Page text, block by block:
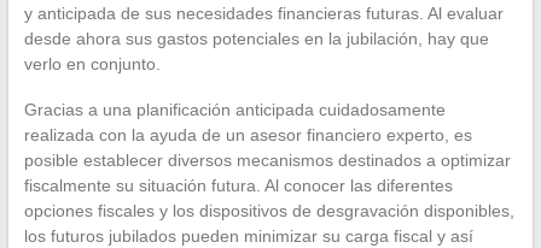
y anticipada de sus necesidades financieras futuras. Al evaluar
desde ahora sus gastos potenciales en la jubilación, hay que
verlo en conjunto.
Gracias a una planificación anticipada cuidadosamente
realizada con la ayuda de un asesor financiero experto, es
posible establecer diversos mecanismos destinados a optimizar
fiscalmente su situación futura. Al conocer las diferentes
opciones fiscales y los dispositivos de desgravación disponibles,
los futuros jubilados pueden minimizar su carga fiscal y así